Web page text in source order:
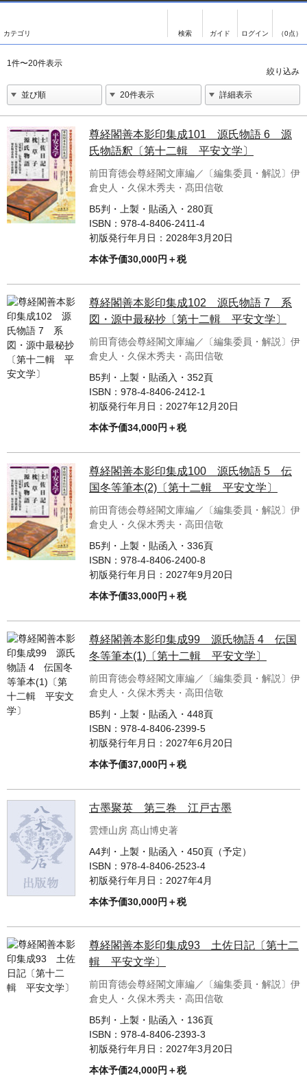
（0点）
翻刻資料
演劇資料
文学全集
近代雑誌複刻資料
単行本◆文学
単行本◆書誌
単行本◆日本語史
単行本◆美術
Ｗｅｂ版
言語学
国語学
国文学
国文学（近代）
古典芸能
古典籍
古書目録
画像がある商品のみ検索
1件〜20件表示
尊経閣善本影印集成101 源氏物語 6 源
氏物語釈〔第十二輯 平安文学〕
前田育徳会尊経閣文庫編／〔編集委員・解説〕伊
倉史人・久保木秀夫・髙田信敬
B5判・上製・貼函入・280頁
ISBN： 978-4-8406-2411-4
初版発行年月日： 2028年3月20日
本体予価30,000円＋税
尊経閣善本影印集成102 源氏物語 7 系
図・源中最秘抄〔第十二輯 平安文学〕
前田育徳会尊経閣文庫編／〔編集委員・解説〕伊
倉史人・久保木秀夫・高田信敬
B5判・上製・貼函入・352頁
ISBN： 978-4-8406-2412-1
初版発行年月日： 2027年12月20日
本体予価34,000円＋税
尊経閣善本影印集成100 源氏物語 5 伝
国冬等筆本(2)〔第十二輯 平安文学〕
前田育徳会尊経閣文庫編／〔編集委員・解説〕伊
倉史人・久保木秀夫・高田信敬
B5判・上製・貼函入・336頁
ISBN： 978-4-8406-2400-8
初版発行年月日： 2027年9月20日
本体予価33,000円＋税
尊経閣善本影印集成99 源氏物語 4 伝国
冬等筆本(1)〔第十二輯 平安文学〕
前田育徳会尊経閣文庫編／〔編集委員・解説〕伊
倉史人・久保木秀夫・高田信敬
B5判・上製・貼函入・448頁
ISBN： 978-4-8406-2399-5
初版発行年月日： 2027年6月20日
本体予価37,000円＋税
古墨聚英 第三巻 江戸古墨
雲煙山房 髙山博史著
A4判・上製・貼函入・450頁（予定）
ISBN： 978-4-8406-2523-4
初版発行年月日： 2027年4月
本体予価30,000円＋税
尊経閣善本影印集成93 土佐日記〔第十二
輯 平安文学〕
前田育徳会尊経閣文庫編／〔編集委員・解説〕伊
倉史人・久保木秀夫・高田信敬
B5判・上製・貼函入・136頁
ISBN： 978-4-8406-2393-3
初版発行年月日： 2027年3月20日
本体予価24,000円＋税